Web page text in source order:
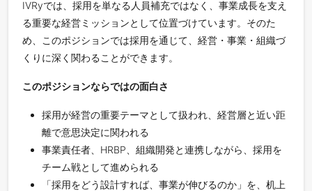
IVRyでは、採用を単なる人員補充ではなく、事業成長を支え
る重要な経営ミッションとして位置づけています。そのた
め、このポジションでは採用を通じて、経営・事業・組織づ
くりに深く関わることができます。
このポジションならではの面白さ
採用が経営の重要テーマとして扱われ、経営層と近い距
離で意思決定に関われる
事業責任者、HRBP、組織開発と連携しながら、採用を
チーム戦として進められる
「採用をどう設計すれば、事業が伸びるのか」を、机上